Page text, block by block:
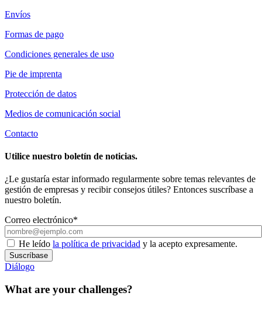
Envíos
Formas de pago
Condiciones generales de uso
Pie de imprenta
Protección de datos
Medios de comunicación social
Contacto
Utilice nuestro boletín de noticias.
¿Le gustaría estar informado regularmente sobre temas relevantes de
gestión de empresas y recibir consejos útiles? Entonces suscríbase a
nuestro boletín.
Correo electrónico*
He leído la política de privacidad y la acepto expresamente.
Suscríbase
Diálogo
What are your challenges?